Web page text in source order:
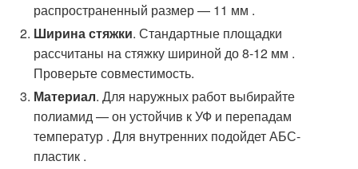
распространенный размер — 11 мм .
Ширина стяжки. Стандартные площадки
рассчитаны на стяжку шириной до 8-12 мм .
Проверьте совместимость.
Материал. Для наружных работ выбирайте
полиамид — он устойчив к УФ и перепадам
температур . Для внутренних подойдет АБС-
пластик .